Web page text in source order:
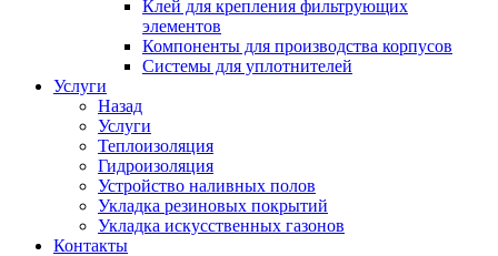
Клей для крепления фильтрующих
элементов
Компоненты для производства корпусов
Системы для уплотнителей
Услуги
Назад
Услуги
Теплоизоляция
Гидроизоляция
Устройство наливных полов
Укладка резиновых покрытий
Укладка искусственных газонов
Контакты